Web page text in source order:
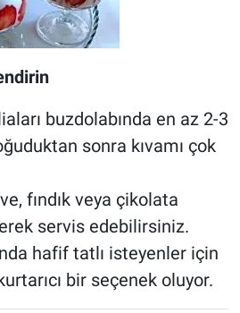
buzdolabında en az 2-3
sonra kıvamı çok
fındık veya çikolata
servis edebilirsiniz.
hafif tatlı isteyenler için
bir seçenek oluyor.